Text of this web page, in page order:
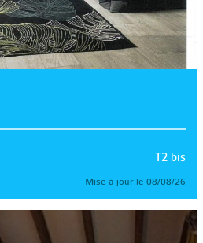
T2 bis
Mise à jour le 08/08/26